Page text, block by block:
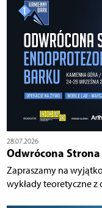
28.07.2026
Odwrócona
Zapraszamy na
wykłady teoretyczne z